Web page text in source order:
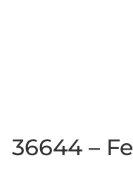
36644 –